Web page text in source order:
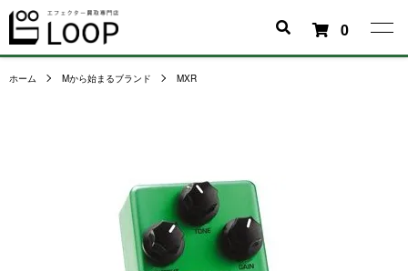
0
ホーム Mから始まるブランド MXR